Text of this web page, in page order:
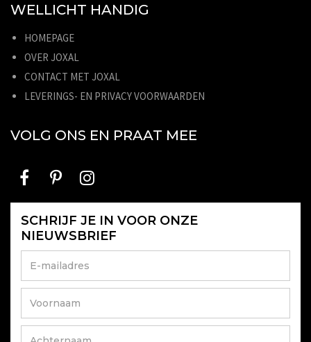
WELLICHT HANDIG
HOMEPAGE
OVER JOXAL
CONTACT MET JOXAL
LEVERINGS- EN PRIVACY VOORWAARDEN
VOLG ONS EN PRAAT MEE
SCHRIJF JE IN VOOR ONZE
NIEUWSBRIEF